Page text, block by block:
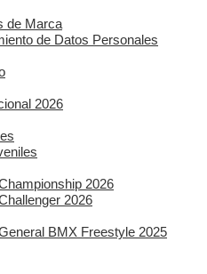
de Marca
de Datos Personales
2026
2026
2026
BMX Freestyle 2025